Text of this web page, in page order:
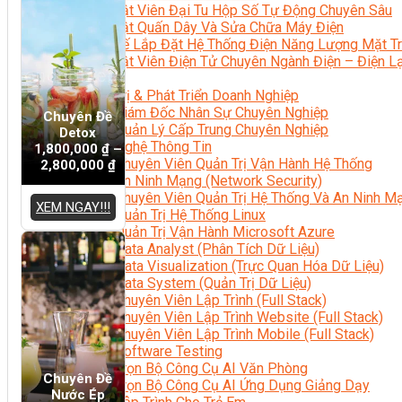
Kỹ Thuật Viên Đại Tu Hộp Số Tự Động Chuyên Sâu
Kỹ Thuật Quấn Dây Và Sửa Chữa Máy Điện
Thiết Kế Lắp Đặt Hệ Thống Điện Năng Lượng Mặt
Kỹ Thuật Viên Điện Tử Chuyên Ngành Điện – Điện
Ngành Khác
Quản Trị & Phát Triển Doanh Nghiệp
Giám Đốc Nhân Sự Chuyên Nghiệp
Quản Lý Cấp Trung Chuyên Nghiệp
Công Nghệ Thông Tin
Chuyên Viên Quản Trị Vận Hành Hệ Thống
An Ninh Mạng (Network Security)
Chuyên Viên Quản Trị Hệ Thống Và An Ninh
Quản Trị Hệ Thống Linux
Quản Trị Vận Hành Microsoft Azure
Data Analyst (Phân Tích Dữ Liệu)
Data Visualization (Trực Quan Hóa Dữ Liệu)
Data System (Quản Trị Dữ Liệu)
Chuyên Viên Lập Trình (Full Stack)
Chuyên Viên Lập Trình Website (Full Stack)
Chuyên Viên Lập Trình Mobile (Full Stack)
Software Testing
Trọn Bộ Công Cụ AI Văn Phòng
Trọn Bộ Công Cụ AI Ứng Dụng Giảng Dạy
Chuyên Đề
Detox
1,800,000₫–
2,800,000 ₫
XEM NGAY!!!
Chuyên Đề
Nước Ép